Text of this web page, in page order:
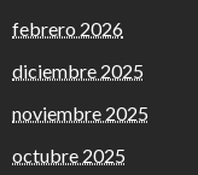
febrero 2026
diciembre 2025
noviembre 2025
octubre 2025